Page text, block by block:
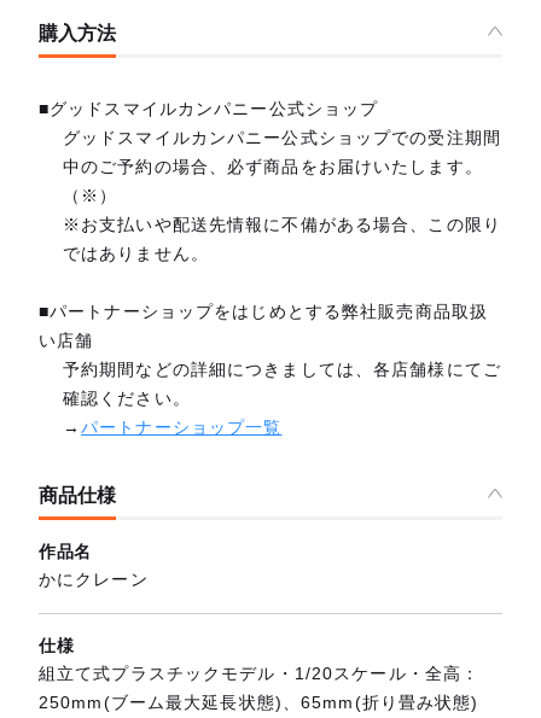
購入方法
■グッドスマイルカンパニー公式ショップ
グッドスマイルカンパニー公式ショップでの受注期間
中のご予約の場合、必ず商品をお届けいたします。
（※）
※お支払いや配送先情報に不備がある場合、この限り
ではありません。
■パートナーショップをはじめとする弊社販売商品取扱
い店舗
予約期間などの詳細につきましては、各店舗様にてご
確認ください。
→パートナーショップ一覧
商品仕様
作品名
かにクレーン
仕様
組立て式プラスチックモデル・1/20スケール・全高：
250mm(ブーム最大延長状態)、65mm(折り畳み状態)